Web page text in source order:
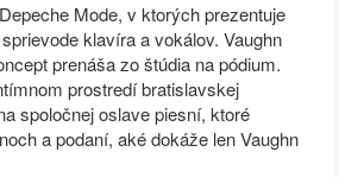
Mode, v ktorých prezentuje
klavíra a vokálov. Vaughn
prenáša zo štúdia na pódium.
prostredí bratislavskej
spoločnej oslave piesní, ktoré
a podaní, aké dokáže len Vaughn